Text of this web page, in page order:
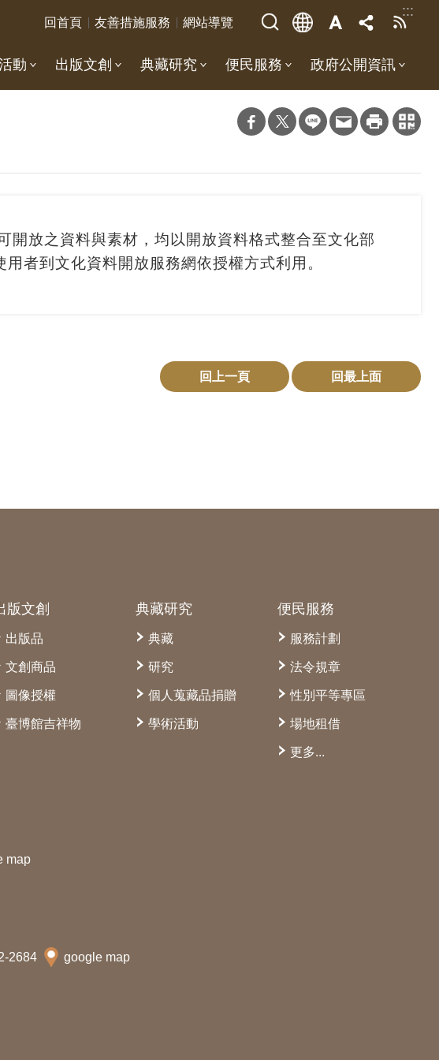
:::
回首頁 友善措施服務 網站導覽
動 出版文創 典藏研究 便民服務 政府公開資訊
開放之資料與素材，均以開放資料格式整合至文化部
用者到文化資料開放服務網依授權方式利用。
回上一頁 回最上面
版文創
出版品
文創商品
圖像授權
臺博館吉祥物
典藏研究
典藏
研究
個人蒐藏品捐贈
學術活動
便民服務
服務計劃
法令規章
性別平等專區
場地租借
更多...
map
2684 google map